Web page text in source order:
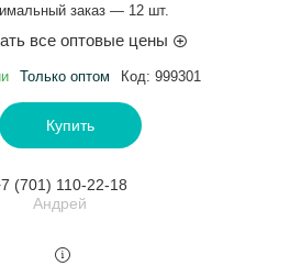
заказ — 12 шт.
все оптовые цены
Только оптом Код: 999301
Купить
(701) 110-22-18
Андрей